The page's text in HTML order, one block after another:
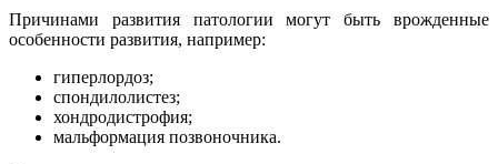
Причинами развития патологии могут быть врожденные
особенности развития, например:
гиперлордоз;
спондилолистез;
хондродистрофия;
мальформация позвоночника.